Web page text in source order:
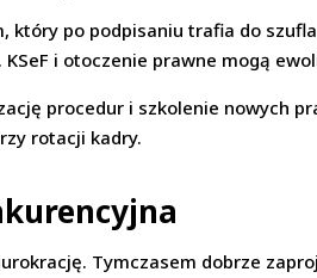
który po podpisaniu trafia do
i otoczenie prawne mogą
procedur i szkolenie nowych
rotacji kadry.
Tymczasem dobrze